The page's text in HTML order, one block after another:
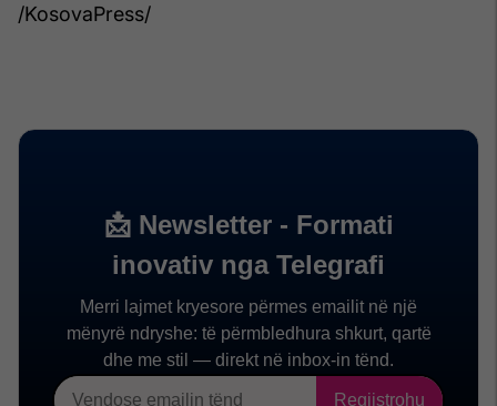
/KosovaPress/